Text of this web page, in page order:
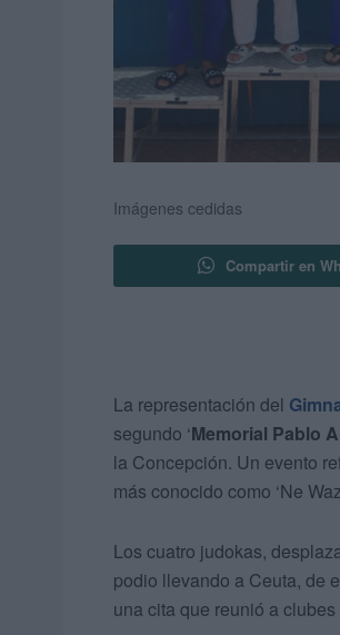
Imágenes cedidas
Compartir en
La representación del
segundo ‘Memorial Pablo
la Concepción. Un evento
más conocido como ‘Ne
Los cuatro judokas,
podio llevando a Ceuta, de
una cita que reunió a